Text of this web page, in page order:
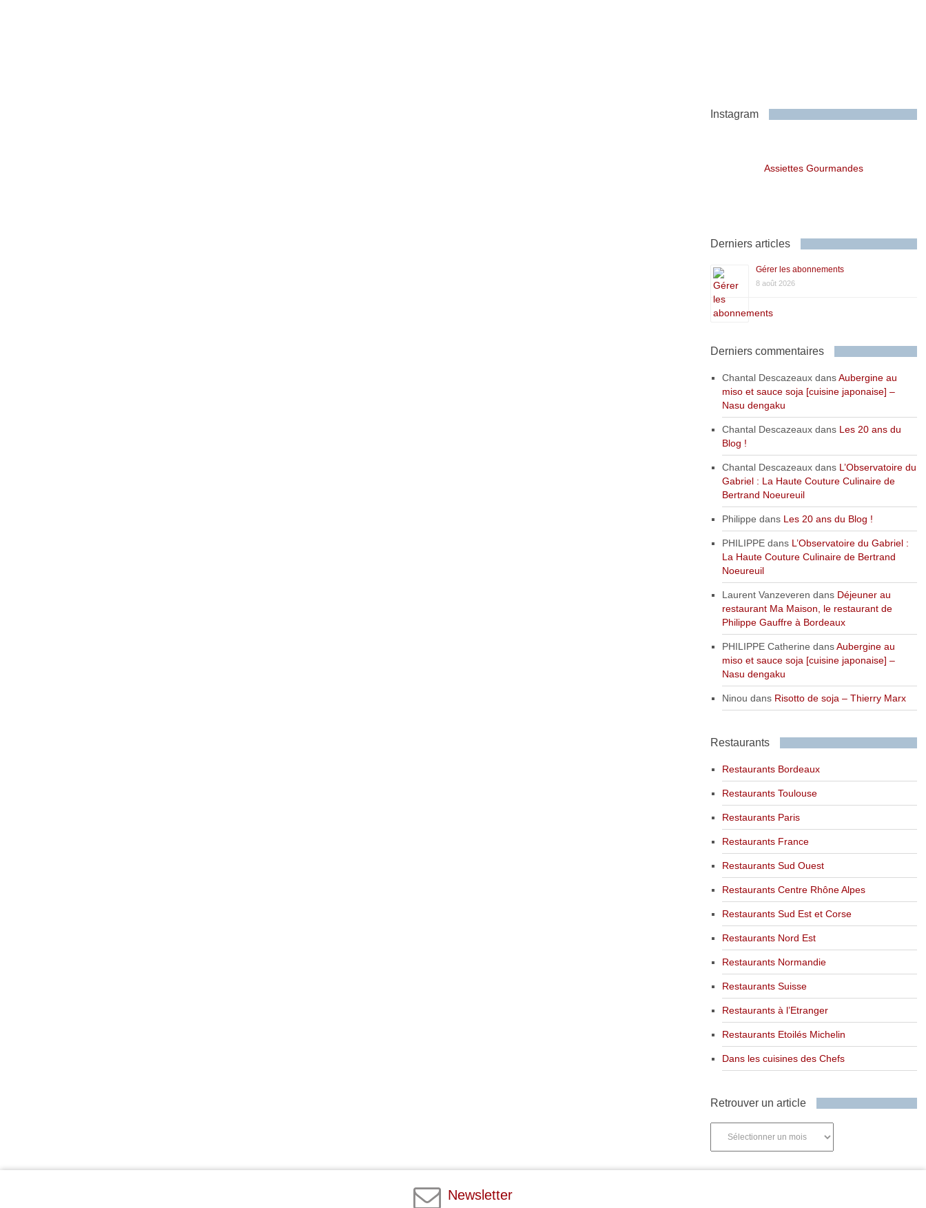
Instagram
Assiettes Gourmandes
Derniers articles
Gérer les abonnements
8 août 2026
Derniers commentaires
Chantal DescazeauxdansAubergine au
miso et sauce soja [cuisine japonaise] –
Nasu dengaku
Chantal Descazeauxdans Les 20 ans du
Blog !
Chantal Descazeauxdans L’Observatoire du
Gabriel : La Haute Couture Culinaire de
Bertrand Noeureuil
Philippe dans Les 20 ans du Blog !
PHILIPPEdans L’Observatoire du Gabriel :
La Haute Couture Culinaire de Bertrand
Noeureuil
Laurent Vanzeveren dans Déjeuner au
restaurant Ma Maison, le restaurant de
Philippe Gauffre à Bordeaux
PHILIPPE Catherine dansAubergine au
miso et sauce soja [cuisine japonaise] –
Nasu dengaku
Ninou dans Risotto de soja – Thierry Marx
Restaurants
Restaurants Bordeaux
Restaurants Toulouse
Restaurants Paris
Restaurants France
Restaurants Sud Ouest
Restaurants Centre Rhône Alpes
Restaurants Sud Est et Corse
Restaurants Nord Est
Restaurants Normandie
Restaurants Suisse
Restaurants à l’Etranger
Restaurants Etoilés Michelin
Dans les cuisines des Chefs
Retrouver un article
Newsletter